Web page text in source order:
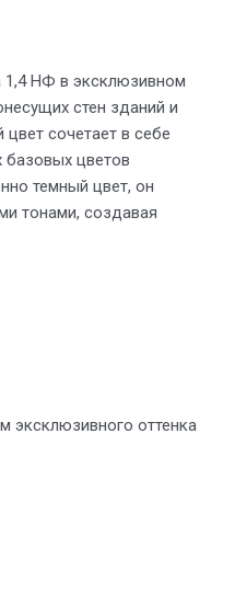
1,4 НФ в эксклюзивном
стен зданий и
сочетает в себе
базовых цветов
темный цвет, он
тонами, создавая
эксклюзивного оттенка